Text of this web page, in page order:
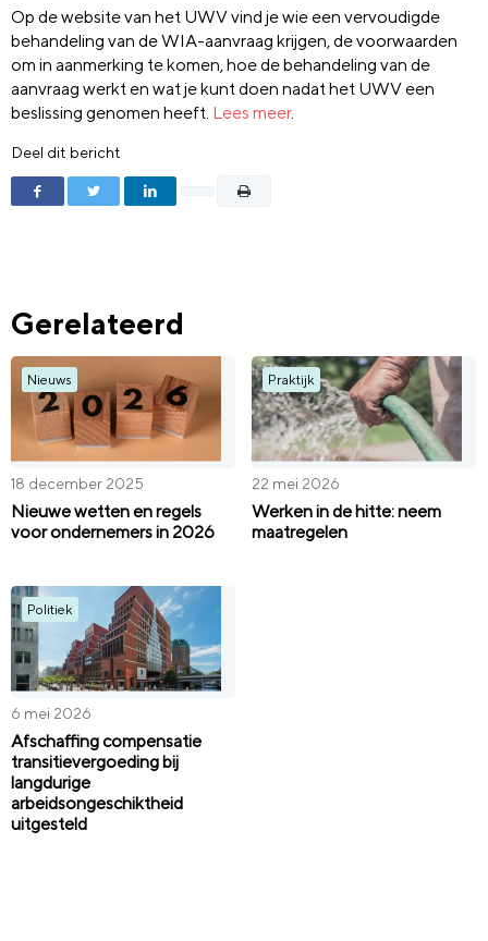
Op de website van het UWV vind je wie een vervoudigde
behandeling van de WIA-aanvraag krijgen, de voorwaarden
om in aanmerking te komen, hoe de behandeling van de
aanvraag werkt en wat je kunt doen nadat het UWV een
beslissing genomen heeft. Lees meer.
Deel dit bericht
Gerelateerd
Nieuws
18 december 2025
Nieuwe wetten en regels
voor ondernemers in 2026
Praktijk
22 mei 2026
Werken in de hitte: neem
maatregelen
Politiek
6 mei 2026
Afschaffing compensatie
transitievergoeding bij
langdurige
arbeidsongeschiktheid
uitgesteld